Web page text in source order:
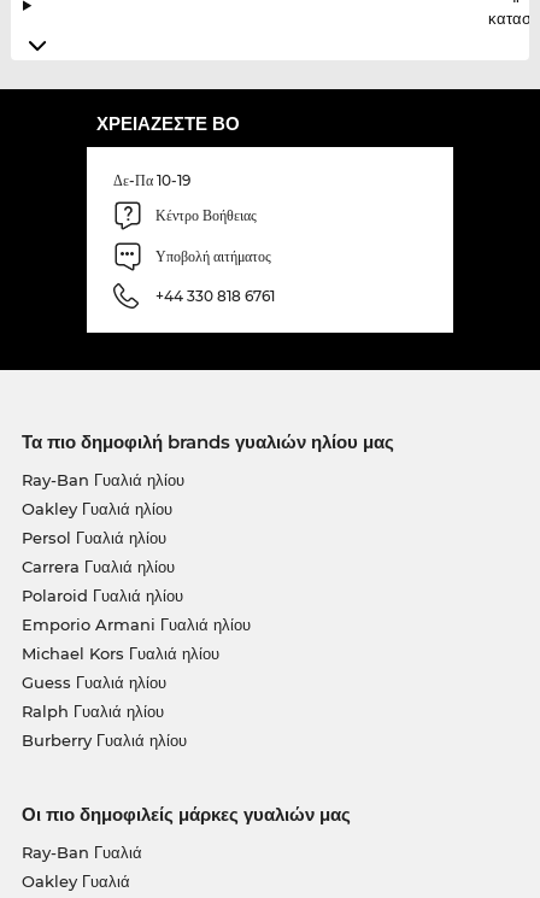
ΧΡΕΙΆΖΕΣΤΕ ΒΟ
Δε-Πα 10-19
Κέντρο Βοήθειας
Υποβολή αιτήματος
+44 330 818 6761
Τα πιο δημοφιλή brands γυαλιών ηλίου μας
Ray-Ban Γυαλιά ηλίου
Oakley Γυαλιά ηλίου
Persol Γυαλιά ηλίου
Carrera Γυαλιά ηλίου
Polaroid Γυαλιά ηλίου
Emporio Armani Γυαλιά ηλίου
Michael Kors Γυαλιά ηλίου
Guess Γυαλιά ηλίου
Ralph Γυαλιά ηλίου
Burberry Γυαλιά ηλίου
Οι πιο δημοφιλείς μάρκες γυαλιών μας
Ray-Ban Γυαλιά
Oakley Γυαλιά